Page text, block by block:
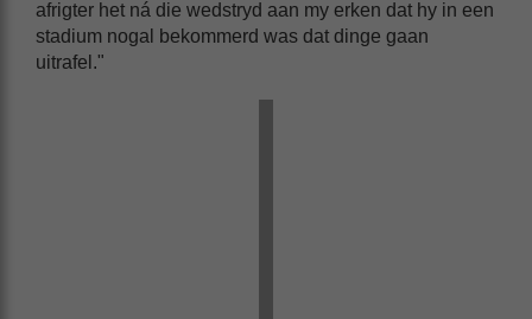
afrigter het ná die wedstryd aan my erken dat hy in een
stadium nogal bekommerd was dat dinge gaan
uitrafel."